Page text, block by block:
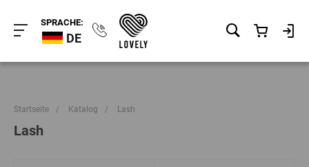
SPRACHE:
DE
Startseite / Katalog / Lash
Lash